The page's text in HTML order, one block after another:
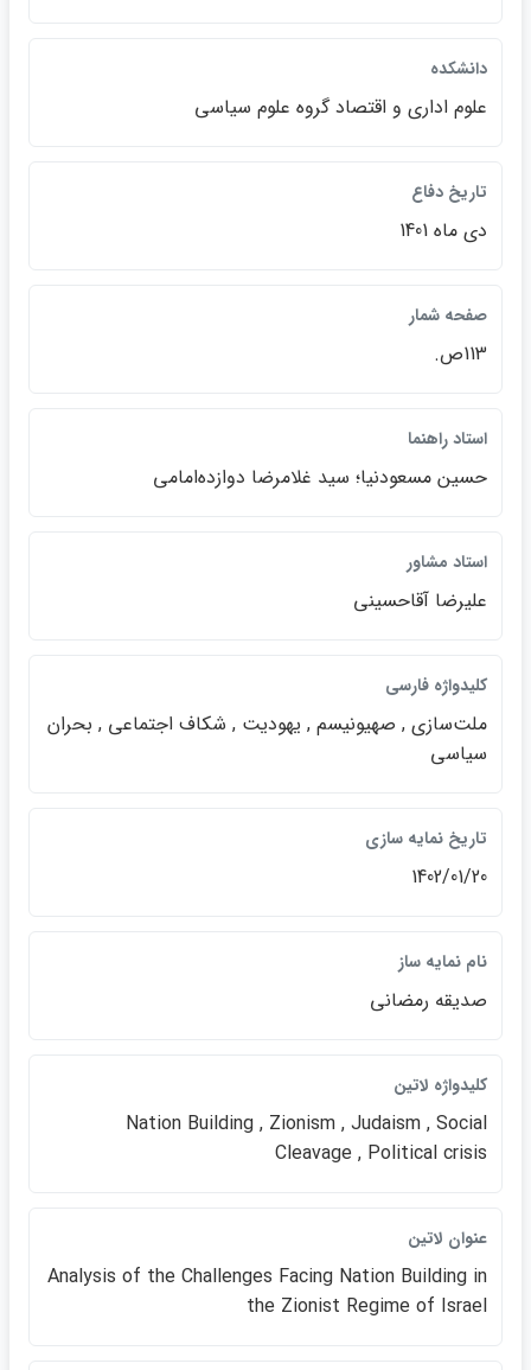
دانشكده
علوم اداري و اقتصاد گروه علوم سياسي
تاريخ دفاع
دي ماه 1401
صفحه شمار
113ص.
استاد راهنما
حسين مسعودنيا؛ سيد غلامرضا دوازده‌امامي
استاد مشاور
عليرضا آقاحسيني
كليدواژه فارسي
ملت‌سازي , صهيونيسم , يهوديت , شكاف اجتماعي , بحران
سياسي
تاريخ نمايه سازي
1402/01/20
نام نمايه ساز
صديقه رمضاني
كليدواژه لاتين
Nation Building , Zionism , Judaism , Social
Cleavage , Political crisis
عنوان لاتين
Analysis of the Challenges Facing Nation Building in
the Zionist Regime of Israel